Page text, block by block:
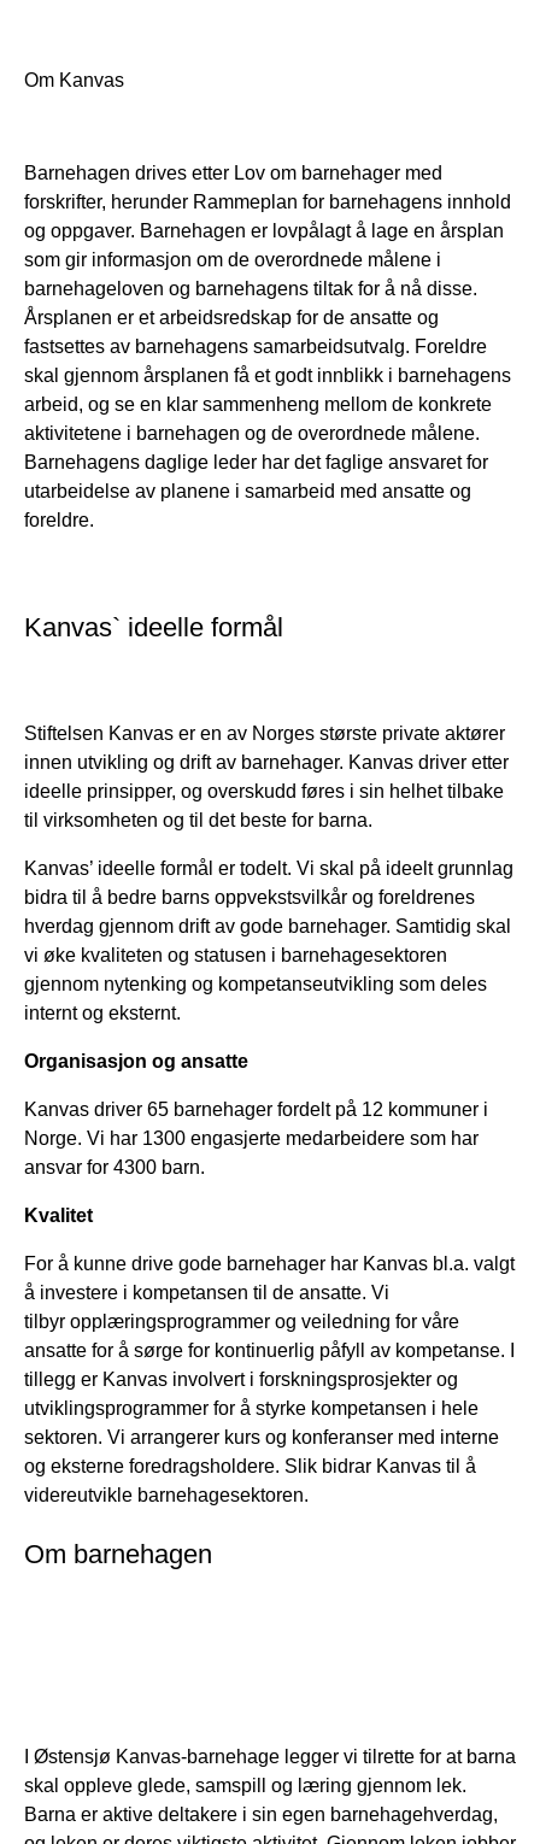
Om Kanvas
Barnehagen drives etter Lov om barnehager med
forskrifter, herunder Rammeplan for barnehagens innhold
og oppgaver. Barnehagen er lovpålagt å lage en årsplan
som gir informasjon om de overordnede målene i
barnehageloven og barnehagens tiltak for å nå disse.
Årsplanen er et arbeidsredskap for de ansatte og
fastsettes av barnehagens samarbeidsutvalg. Foreldre
skal gjennom årsplanen få et godt innblikk i barnehagens
arbeid, og se en klar sammenheng mellom de konkrete
aktivitetene i barnehagen og de overordnede målene.
Barnehagens daglige leder har det faglige ansvaret for
utarbeidelse av planene i samarbeid med ansatte og
foreldre.
Kanvas` ideelle formål
Stiftelsen Kanvas er en av Norges største private aktører
innen utvikling og drift av barnehager. Kanvas driver etter
ideelle prinsipper, og overskudd føres i sin helhet tilbake
til virksomheten og til det beste for barna.
Kanvas’ ideelle formål er todelt. Vi skal på ideelt grunnlag
bidra til å bedre barns oppvekstsvilkår og foreldrenes
hverdag gjennom drift av gode barnehager. Samtidig skal
vi øke kvaliteten og statusen i barnehagesektoren
gjennom nytenking og kompetanseutvikling som deles
internt og eksternt.
Organisasjon og ansatte
Kanvas driver 65 barnehager fordelt på 12 kommuner i
Norge. Vi har 1300 engasjerte medarbeidere som har
ansvar for 4300 barn.
Kvalitet
For å kunne drive gode barnehager har Kanvas bl.a. valgt
å investere i kompetansen til de ansatte. Vi
tilbyr opplæringsprogrammer og veiledning for våre
ansatte for å sørge for kontinuerlig påfyll av kompetanse. I
tillegg er Kanvas involvert i forskningsprosjekter og
utviklingsprogrammer for å styrke kompetansen i hele
sektoren. Vi arrangerer kurs og konferanser med interne
og eksterne foredragsholdere. Slik bidrar Kanvas til å
videreutvikle barnehagesektoren.
Om barnehagen
I Østensjø Kanvas-barnehage legger vi tilrette for at barna
skal oppleve glede, samspill og læring gjennom lek.
Barna er aktive deltakere i sin egen barnehagehverdag,